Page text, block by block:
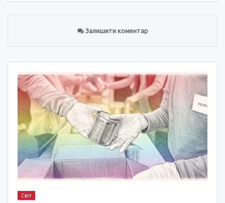
Залишити коментар
Світ